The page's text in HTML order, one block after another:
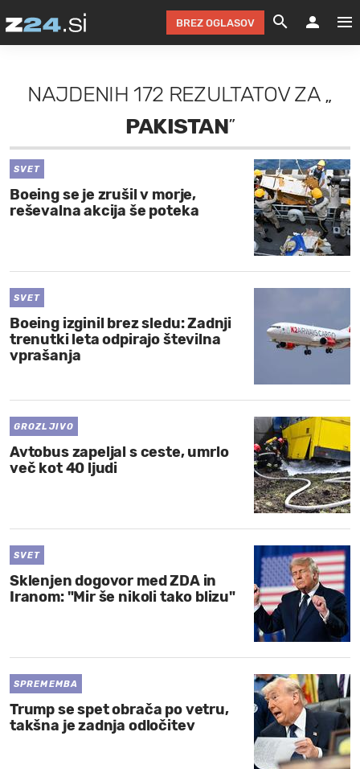
FESTIVAL ZA
E-
FILM &
ODNOSI
HOROSKOP
SEM
AVTO
NA
IZ
POD
NA
ŽURNAL
MOJ
BREZ OGLASOV
NAJDENIH 172 REZULTATOVZA„
PAKISTAN”
SVET
Boeing se je zrušil v morje,
reševalna akcija še poteka
SVET
Boeing izginil brez sledu: Zadnji
trenutki leta odpirajo številna
vprašanja
GROZLJIVO
Avtobus zapeljal s ceste, umrlo
več kot 40 ljudi
SVET
Sklenjen dogovor med ZDA in
Iranom: "Mir še nikoli tako blizu"
SPREMEMBA
Trump se spet obrača po vetru,
takšna je zadnja odločitev